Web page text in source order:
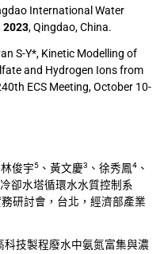
International Water
2023, Qingdao, China.
S-Y*, Kinetic Modelling of
and Hydrogen Ions from
ECS Meeting, October 10-
林俊宇5 、黃文慶3 、徐秀鳳4 、
卻水塔循環水水質控制系
研討會，台北，經濟部產業
科技製程廢水中氨氮富集與濃